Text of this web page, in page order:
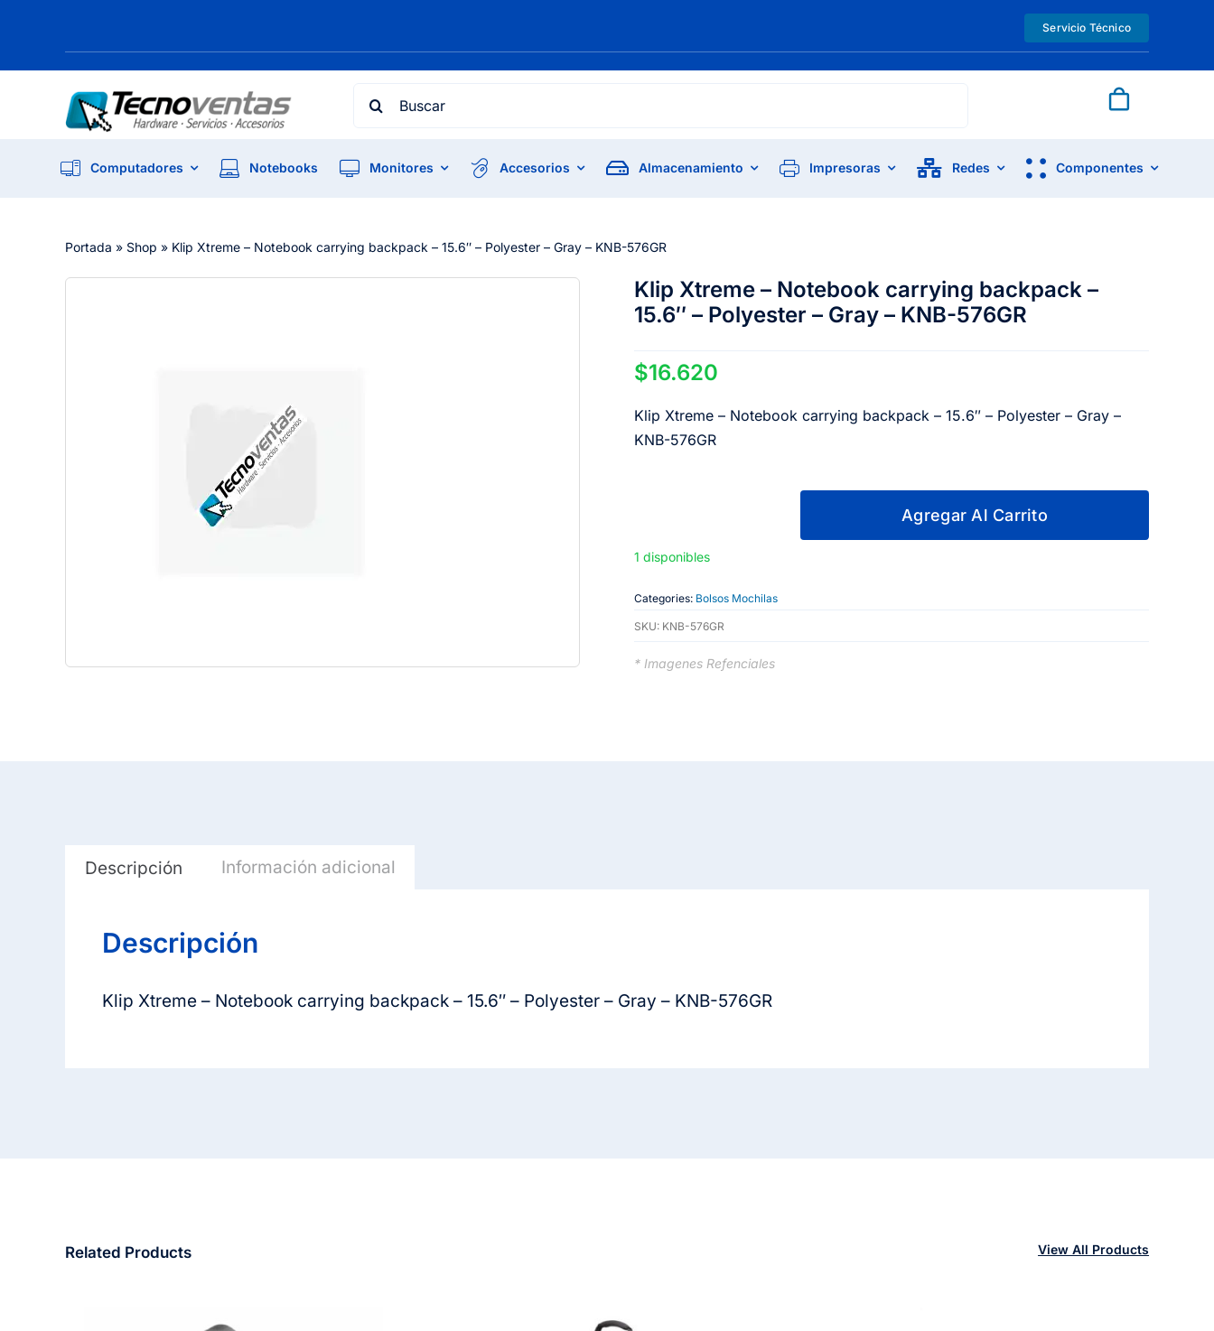
Servicio Técnico
Search
Computadores Notebooks Monitores Accesorios Almacenamiento Impresoras Redes Componentes
Portada » Shop » Klip Xtreme – Notebook carrying backpack – 15.6″ – Polyester – Gray – KNB-576GR
Klip Xtreme – Notebook carrying backpack –
15.6″ – Polyester – Gray – KNB-576GR
$16.620
Klip Xtreme – Notebook carrying backpack – 15.6″ – Polyester – Gray –
KNB-576GR
Xtreme
Notebook
carrying
-
Agregar Al Carrito
1 disponibles
Categories: Bolsos Mochilas
SKU: KNB-576GR
* Imagenes Refenciales
Descripción Información adicional
Descripción
Klip Xtreme – Notebook carrying backpack – 15.6″ – Polyester – Gray – KNB-576GR
Related Products View All Products